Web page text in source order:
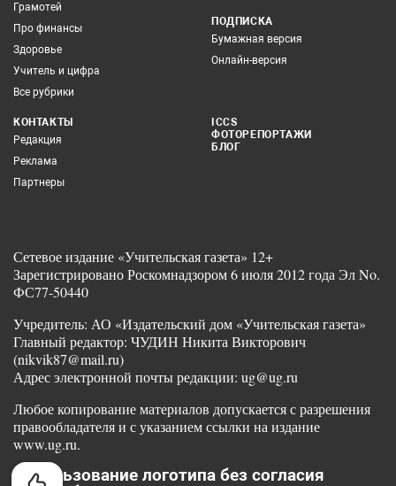
Грамотей
Про финансы
Здоровье
Учитель и цифра
Все рубрики
ПОДПИСКА
Бумажная версия
Онлайн-версия
КОНТАКТЫ
Редакция
Реклама
Партнеры
ICCS
ФОТОРЕПОРТАЖИ
БЛОГ
Сетевое издание «Учительская газета» 12+
Зарегистрировано Роскомнадзором 6 июля 2012 года Эл No.
ФС77-50440
Учредитель: АО «Издательский дом «Учительская газета»
Главный редактор: ЧУДИН Никита Викторович
(nikvik87@mail.ru)
Адрес электронной почты редакции: ug@ug.ru
Любое копирование материалов допускается с разрешения
правообладателя и с указанием ссылки на издание
www.ug.ru.
Использование логотипа без согласия